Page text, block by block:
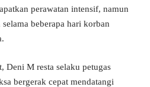
perawatan intensif, namun
beberapa hari korban
Deni M resta selaku petugas
bergerak cepat mendatangi